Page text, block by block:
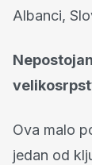
Albanci,
Ova malo
jedan od